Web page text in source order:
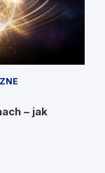
– jak